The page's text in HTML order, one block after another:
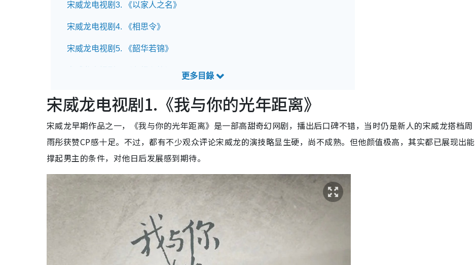
宋威龙电视剧3. 《以家人之名》
宋威龙电视剧4. 《相思令》
宋威龙电视剧5. 《韶华若锦》
宋威龙电视剧8. 《千香》(待播)
宋威龙电视剧1.《我与你的光年距离》
宋威龙早期作品之一，《我与你的光年距离》是一部高甜奇幻网剧，播出后口碑不错，当时仍是新人的宋威龙搭档周
雨彤获赞CP感十足。不过，都有不少观众评论宋威龙的演技略显生硬，尚不成熟。但他颜值极高，其实都已展现出能
撑起男主的条件，对他日后发展感到期待。